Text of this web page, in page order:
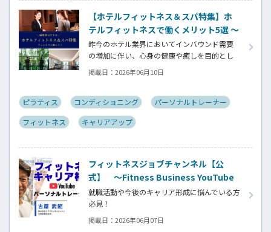
【ホテルフィットネス＆スパ特集】ホ
テルフィットネスで働くメリット5選 ～
一般的なジムでは得られない、特別な
キャリア価値とは～
昨今のホテル業界においてインバウンド需要
の増加に伴い、心身の健康や癒しを目的とし
た「ウェルネスツーリズム」が重要な戦略と
なっています。そして、ウェルネスプログラム
指導者、ストレッチトレーナー、コンディショ
門スキルを持つ人材がホテル業界でも高く評
かす新たなステージの魅力とは⁉
掲載日： 2026年06月10日
ピラティス コンディショニング
パーソナルトレーナー
フィットネス
キャリアアップ
フィットネスジョブチャンネル【公
式】 ～Fitness Business YouTube
開設！～
就職活動や今後のキャリア形成に悩んでいる方
必見！
YouTube開設の記念すべき第１回目は「フィッ
トネスキャリア相談」です。
掲載日： 2026年06月07日